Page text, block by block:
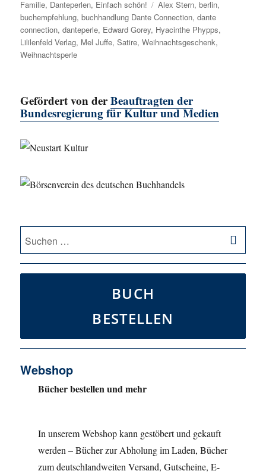
am
Familie, Danteperlen, Einfach schön! Schlagwörter
Alex Stern,berlin,
buchempfehlung,buchhandlung Dante Connection,dante
connection,danteperle, Edward Gorey, Hyacinthe Phypps,
Lililenfeld Verlag, Mel Juffe,Satire,Weihnachtsgeschenk,
Weihnachtsperle
Gefördert von derBeauftragten der
Bundesregierung für Kultur und Medien
Suche
nach:
BUCH
BESTELLEN
Webshop
Bücher bestellen und mehr
In unserem Webshop kann gestöbert und gekauft
werden – Bücher zur Abholung im Laden, Bücher
zum deutschlandweiten Versand, Gutscheine, E-